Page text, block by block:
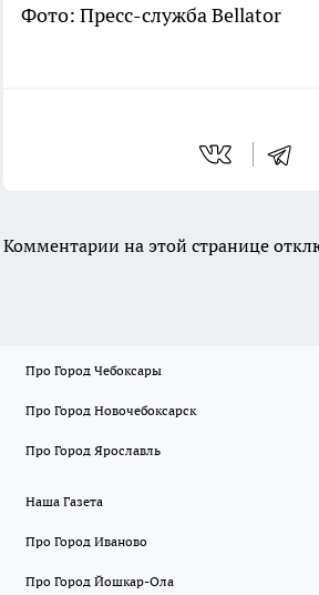
Фото: Пресс-служба Bellator
Комментарии на этой странице
Про Город Чебоксары
Про Город Новочебоксарск
Про Город Ярославль
Наша Газета
Про Город Иваново
Про Город Йошкар-Ола